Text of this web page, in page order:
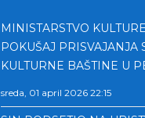
MINISTARSTVO
POKUŠAJ PRISVAJANJA
KULTURNE BAŠTINE U
sreda, 01 april 2026 22:15